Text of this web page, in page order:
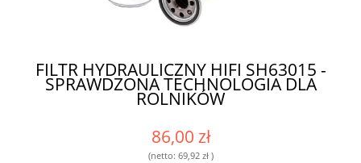
FILTR HYDRAULICZNY HIFI SH63015 -
SPRAWDZONA TECHNOLOGIA DLA
ROLNIKÓW
86,00 zł
(netto: 69,92 zł)